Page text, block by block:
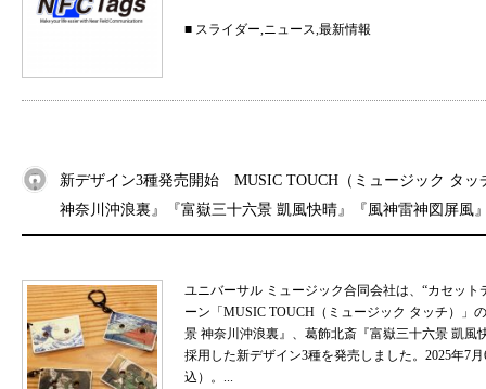
■ スライダー,ニュース,最新情報
新デザイン3種発売開始 MUSIC TOUCH（ミュージック タッ
神奈川沖浪裏』『富嶽三十六景 凱風快晴』『風神雷神図屏風
ユニバーサル ミュージック合同会社は、“カセッ
ーン「MUSIC TOUCH（ミュージック タッチ）」
景 神奈川沖浪裏』、葛飾北斎『富嶽三十六景 凱
採用した新デザイン3種を発売しました。2025年7
込）。...